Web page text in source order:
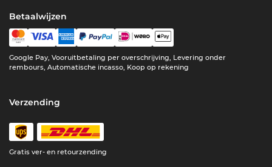
Betaalwijzen
Google Pay, Vooruitbetaling per overschrijving, Levering onder
rembours, Automatische incasso, Koop op rekening
Verzending
Gratis ver- en retourzending